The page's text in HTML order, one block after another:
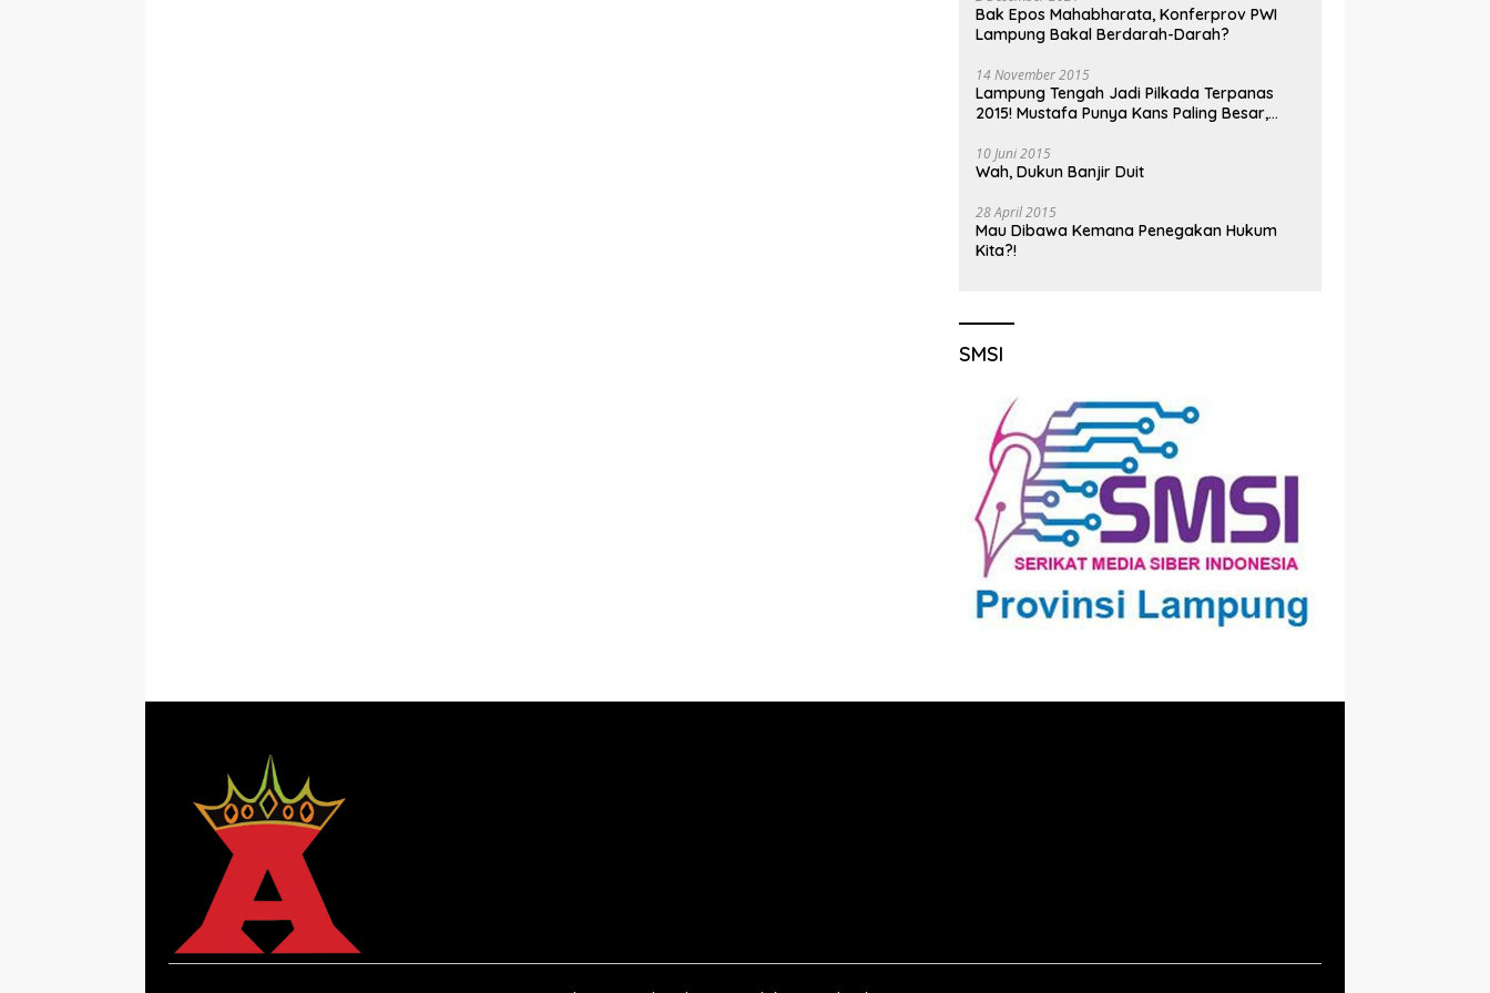
Bak Epos Mahabharata, Konferprov PWI
Lampung Bakal Berdarah-Darah?
14 November 2015
Lampung Tengah Jadi Pilkada Terpanas
2015! Mustafa Punya Kans Paling Besar,
10 Juni 2015
Wah, Dukun Banjir Duit
28 April 2015
Mau Dibawa Kemana Penegakan Hukum
Kita?!
SMSI